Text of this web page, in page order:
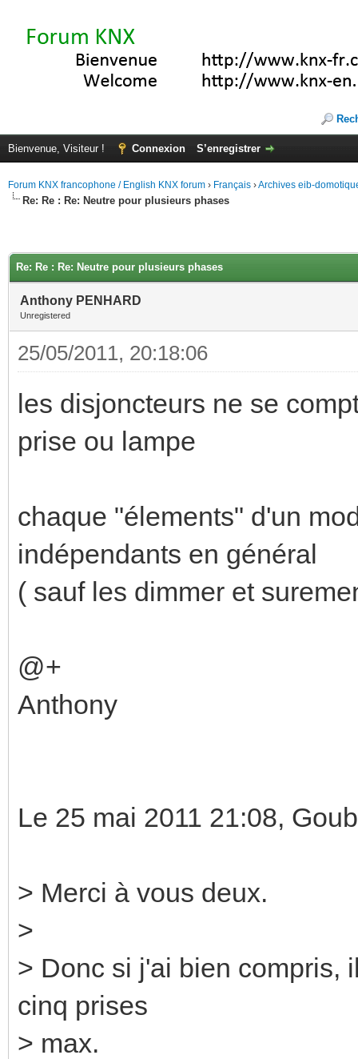
Bienvenue, Visiteur ! Connexion S’enregistrer
Forum KNX francophone / English KNX forum › Français ›Archives eib-
Re: Re : Re: Neutre pour plusieurs phases
Re: Re : Re: Neutre pour plusieurs phases
Anthony PENHARD
Unregistered
25/05/2011, 20:18:06
les disjoncteurs ne se
prise ou lampe
chaque "élements" d'un
indépendants en général
( sauf les dimmer et
@+
Anthony
Le 25 mai 2011 21:08,
> Merci à vous deux.
>
> Donc si j'ai bien compris,
cinq prises
> max.